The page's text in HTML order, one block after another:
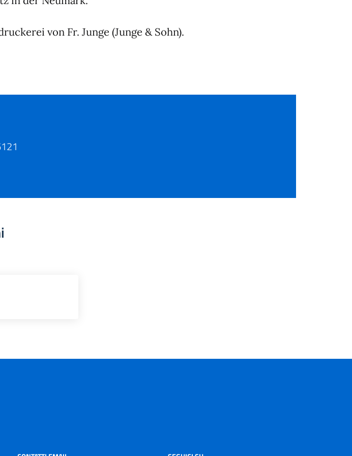
von Fr. Junge (Junge & Sohn).